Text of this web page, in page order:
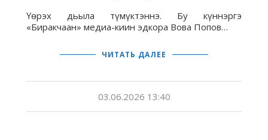
Үөрэх дьыла түмүктэннэ. Бу күннэргэ
«Биракчаан» медиа-киин эдкора Вова Попов…
ЧИТАТЬ ДАЛЕЕ
03.06.2026 13:40